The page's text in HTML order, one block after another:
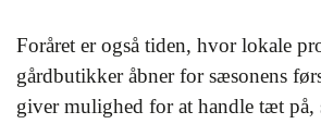
Foråret er også tiden, hvor lokale
gårdbutikker åbner for sæsonens
giver mulighed for at handle tæt på,